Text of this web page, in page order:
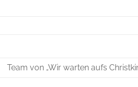
Team von „Wir warten aufs